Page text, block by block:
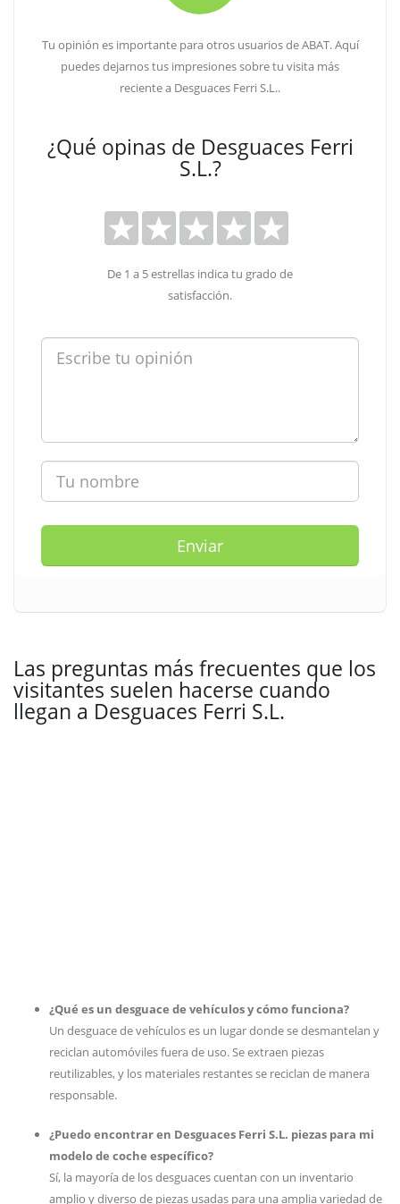
Tu opinión es importante para otros usuarios de ABAT. Aquí
puedes dejarnos tus impresiones sobre tu visita más
reciente a Desguaces Ferri S.L..
¿Qué opinas de Desguaces Ferri
S.L.?
De 1 a 5 estrellas indica tu grado de
satisfacción.
Enviar
Las preguntas más frecuentes que los
visitantes suelen hacerse cuando
llegan a Desguaces Ferri S.L.
¿Qué es un desguace de vehículos y cómo funciona?
Un desguace de vehículos es un lugar donde se desmantelan y
reciclan automóviles fuera de uso. Se extraen piezas
reutilizables, y los materiales restantes se reciclan de manera
responsable.
¿Puedo encontrar en Desguaces Ferri S.L. piezas para mi
modelo de coche específico?
Sí, la mayoría de los desguaces cuentan con un inventario
amplio y diverso de piezas usadas para una amplia variedad de